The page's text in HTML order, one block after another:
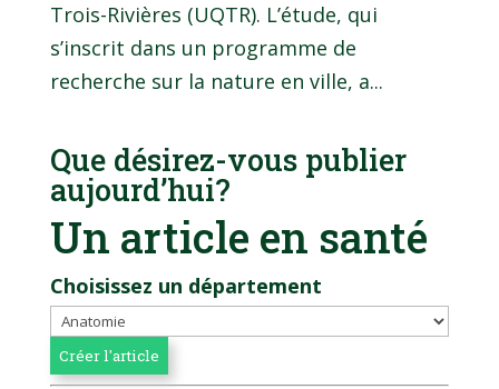
Trois-Rivières (UQTR). L’étude, qui
s’inscrit dans un programme de
recherche sur la nature en ville, a...
Que désirez-vous publier
aujourd’hui?
Un article en santé
Choisissez un département